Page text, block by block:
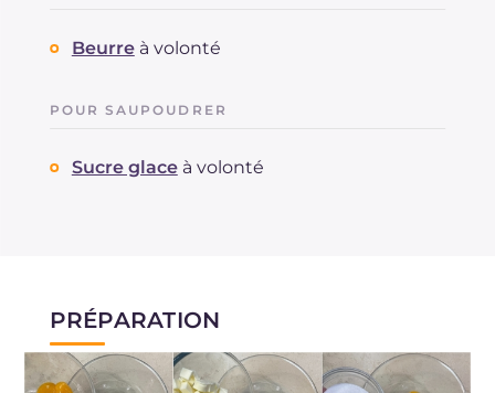
Beurre à volonté
POUR SAUPOUDRER
Sucre glace à volonté
PRÉPARATION